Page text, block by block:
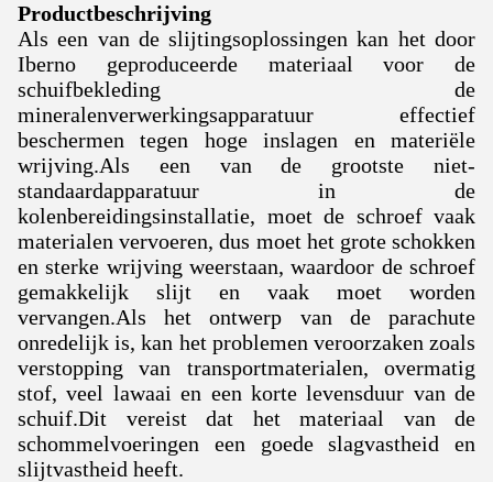
Productbeschrijving
Als een van de slijtingsoplossingen kan het door
Iberno geproduceerde materiaal voor de
schuifbekleding de
mineralenverwerkingsapparatuur effectief
beschermen tegen hoge inslagen en materiële
wrijving.Als een van de grootste niet-
standaardapparatuur in de
kolenbereidingsinstallatie, moet de schroef vaak
materialen vervoeren, dus moet het grote schokken
en sterke wrijving weerstaan, waardoor de schroef
gemakkelijk slijt en vaak moet worden
vervangen.Als het ontwerp van de parachute
onredelijk is, kan het problemen veroorzaken zoals
verstopping van transportmaterialen, overmatig
stof, veel lawaai en een korte levensduur van de
schuif.Dit vereist dat het materiaal van de
schommelvoeringen een goede slagvastheid en
slijtvastheid heeft.